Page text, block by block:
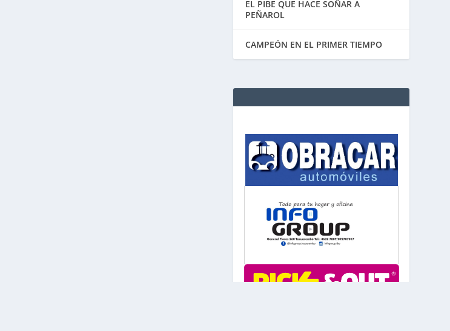
EL PIBE QUE HACE SOÑAR A
PEÑAROL
CAMPEÓN EN EL PRIMER TIEMPO